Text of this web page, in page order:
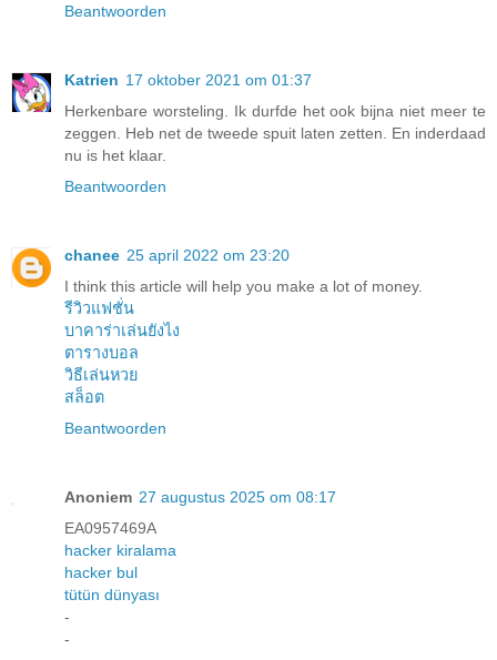
Beantwoorden
Katrien 17 oktober 2021 om 01:37
Herkenbare worsteling. Ik durfde het ook bijna niet meer te
zeggen. Heb net de tweede spuit laten zetten. En inderdaad
nu is het klaar.
Beantwoorden
chanee 25 april 2022 om 23:20
I think this article will help you make a lot of money.
รีวิวแฟชั่น
บาคาร่าเล่นยังไง
ตารางบอล
วิธีเล่นหวย
สล็อต
Beantwoorden
Anoniem 27 augustus 2025 om 08:17
EA0957469A
hacker kiralama
hacker bul
tütün dünyası
-
-